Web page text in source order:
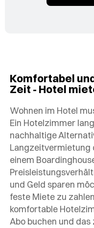
Komfortabel
Zeit - Hotel
Wohnen im Hotel
Ein Hotelzimmer
nachhaltige
Langzeitvermietung
einem
und Geld sparen
feste Miete zu
komfortable
Abo buchen und das